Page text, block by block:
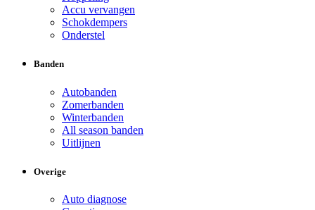
Accu vervangen
Schokdempers
Onderstel
Banden
Autobanden
Zomerbanden
Winterbanden
All season banden
Uitlijnen
Overige
Auto diagnose